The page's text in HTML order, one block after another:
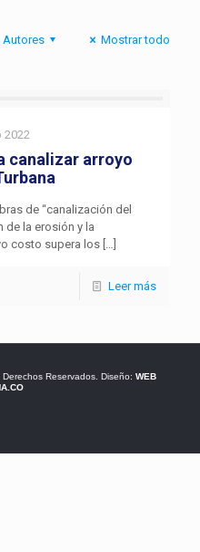
Autores Mostrar todo
2022
canalizar arroyo
de “canalización del
de la erosión y la
costo supera los […]
Leer más
Reservados. Diseño: WEB